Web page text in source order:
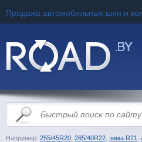
Продажа автомобильных шин и
Например: 255/45R20 265/40R22 зима R21